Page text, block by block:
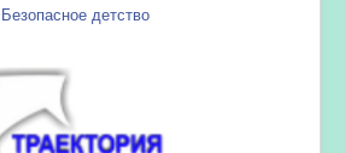
Безопасное детство